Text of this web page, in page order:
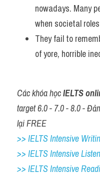
nowadays. Many
when societal
They fail to
of yore, horrible
Các khóa học IELTS
target 6.0 - 7.0 - 8.0 -
lại FREE
>> IELTS Intensive
>> IELTS Intensive
>> IELTS Intensive